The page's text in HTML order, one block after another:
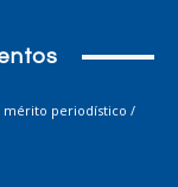
mérito periodístico /